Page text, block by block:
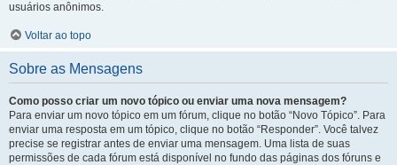
usuários anônimos.
Voltar ao topo
Sobre as Mensagens
Como posso criar um novo tópico ou enviar uma nova mensagem?
Para enviar um novo tópico em um fórum, clique no botão “Novo Tópico”. Para
enviar uma resposta em um tópico, clique no botão “Responder”. Você talvez
precise se registrar antes de enviar uma mensagem. Uma lista de suas
permissões de cada fórum está disponível no fundo das páginas dos fóruns e